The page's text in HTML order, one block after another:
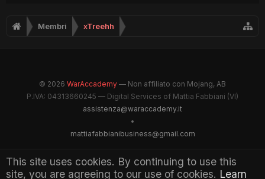
This site uses cookies. By continuing to use this
site, you are agreeing to our use of cookies. Learn
Membri xTreehh
© 2026 WarAccademy — Non affiliato con Mojang, AB
P.IVA: 04313660245 — Digital Services of Mattia Fabbiani (VI)
assistenza@waraccademy.it
•
mattiafabbianibusiness@gmail.com
@GhostFabbyz
Maintained by WarAccademy Administrators